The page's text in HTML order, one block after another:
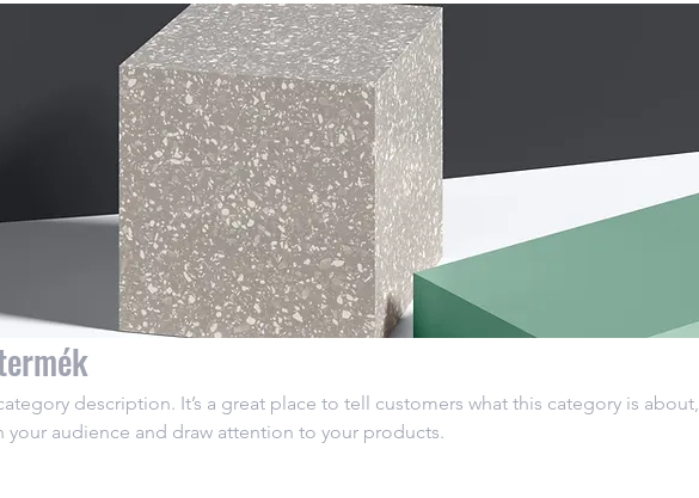
description. It’s a great place to tell customers what this category is about,
your audience and draw attention to your products.